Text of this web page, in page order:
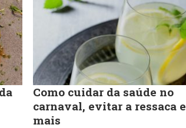
Como cuidar da saúde no
carnaval, evitar a ressaca e
mais